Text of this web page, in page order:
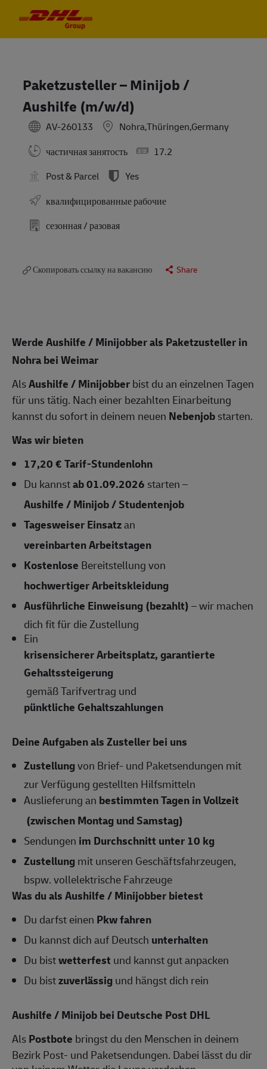
Paketzusteller – Minijob /
Aushilfe (m/w/d)
AV-260133
Nohra,Thüringen,Germany
частичная занятость
17.2
Post & Parcel
Yes
квалифицированные рабочие
сезонная / разовая
Скопировать ссылку на вакансию Share
Werde Aushilfe / Minijobber als Paketzusteller in
Nohra bei Weimar
AlsAushilfe / Minijobberbist du an einzelnen Tagen
für uns tätig. Nach einer bezahlten Einarbeitung
kannst du sofort in deinem neuen Nebenjobstarten.
Was wir bieten
17,20 € Tarif-Stundenlohn
Du kannstab 01.09.2026 starten –
Aushilfe / Minijob / Studentenjob
Tagesweiser Einsatzan
vereinbarten Arbeitstagen
Kostenlose Bereitstellung von
hochwertiger Arbeitskleidung
Ausführliche Einweisung (bezahlt)– wir machen
dich fit für die Zustellung
Ein
krisensicherer Arbeitsplatz, garantierte
Gehaltssteigerung
gemäß Tarifvertrag und
pünktliche Gehaltszahlungen
Deine Aufgaben als Zusteller bei uns
Zustellungvon Brief- und Paketsendungen mit
zur Verfügung gestellten Hilfsmitteln
Auslieferung an bestimmten Tagen in Vollzeit
(zwischen Montag und Samstag)
Sendungen im Durchschnitt unter 10 kg
Zustellungmit unseren Geschäftsfahrzeugen,
bspw. vollelektrische Fahrzeuge
Was du als Aushilfe / Minijobber bietest
Du darfst einen Pkw fahren
Du kannst dich auf Deutsch unterhalten
Du bistwetterfest und kannst gut anpacken
Du bistzuverlässigund hängst dich rein
Aushilfe / Minijob bei Deutsche Post DHL
AlsPostbote bringst du den Menschen in deinem
Bezirk Post- und Paketsendungen. Dabei lässt du dir